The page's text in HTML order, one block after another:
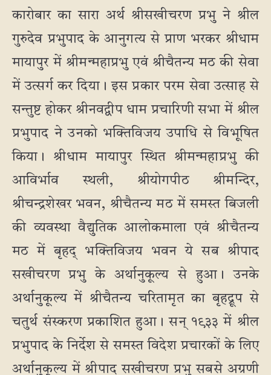
कारोबार का सारा अर्थ श्रीसखीचरण प्रभु ने श्रील
गुरुदेव प्रभुपाद के आनुगत्य से प्राण भरकर श्रीधाम
मायापुर में श्रीमन्महाप्रभु एवं श्रीचैतन्य मठ की सेवा
में उत्सर्ग कर दिया। इस प्रकार परम सेवा उत्साह से
सन्तुष्ट होकर श्रीनवद्वीप धाम प्रचारिणी सभा में श्रील
प्रभुपाद ने उनको भक्तिविजय उपाधि से विभूषित
किया। श्रीधाम मायापुर स्थित श्रीमन्महाप्रभु की
आविर्भाव स्थली, श्रीयोगपीठ श्रीमन्दिर,
श्रीचन्द्रशेखर भवन, श्रीचैतन्य मठ में समस्त बिजली
की व्यवस्था वैद्युतिक आलोकमाला एवं श्रीचैतन्य
मठ में बृहद् भक्तिविजय भवन ये सब श्रीपाद
सखीचरण प्रभु के अर्थानुकूल्य से हुआ। उनके
अर्थानुकूल्य में श्रीचैतन्य चरितामृत का बृहद्रूप से
चतुर्थ संस्करण प्रकाशित हुआ। सन् १९३३ में श्रील
प्रभुपाद के निर्देश से समस्त विदेश प्रचारकों के लिए
अर्थानुकूल्य में श्रीपाद सखीचरण प्रभु सबसे अग्रणी